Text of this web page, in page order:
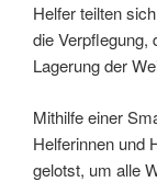
Helfer teilten
die Verpflegung,
Lagerung der
Mithilfe einer
Helferinnen und
gelotst, um alle